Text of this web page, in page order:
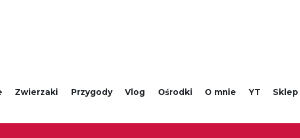
Zwierzaki Przygody Vlog Ośrodki O mnie YT Sklep